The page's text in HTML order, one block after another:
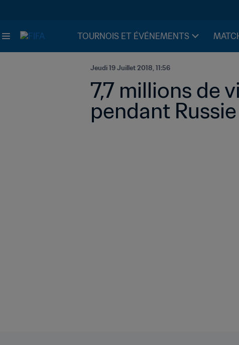
TOURNOIS ET ÉVÉNEMENTS
Jeudi 19 Juillet 2018, 11:56
7,7 millions de
pendant